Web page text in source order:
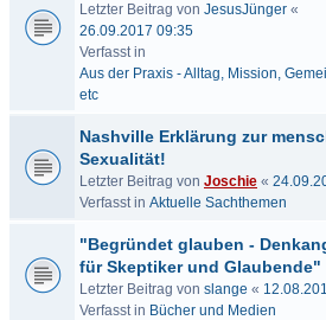
Letzter Beitrag von JesusJünger «
26.09.2017 09:35
Verfasst in
Aus der Praxis - Alltag, Mission,
etc
Nashville Erklärung zur
Sexualität!
Letzter Beitrag von Joschie «
Verfasst in Aktuelle Sachthemen
"Begründet glauben -
für Skeptiker und Glaubende"
Letzter Beitrag von slange «
Verfasst in Bücher und Medien